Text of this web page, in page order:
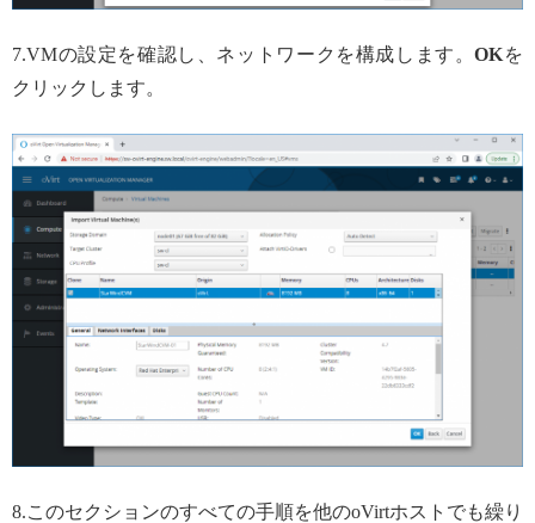
7.VMの設定を確認し、ネットワークを構成します。OKを
クリックします。
8.このセクションのすべての手順を他のoVirtホストでも繰り